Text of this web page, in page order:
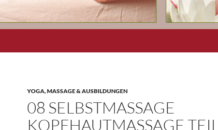
YOGA, MASSAGE & AUSBILDUNGEN
08 SELBSTMASSAGE
KOPFHAUTMASSAGE